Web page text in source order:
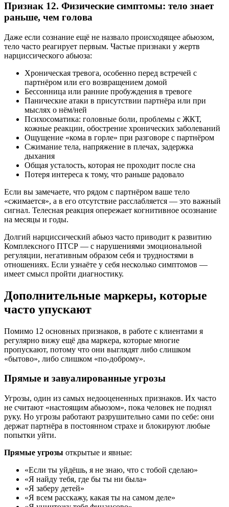
Признак 12. Физические симптомы: тело знает
раньше, чем голова
Даже если сознание ещё не назвало происходящее абьюзом,
тело часто реагирует первым. Частые признаки у жертв
нарциссического абьюза:
Хроническая тревога, особенно перед встречей с
партнёром или его возвращением домой
Бессонница или ранние пробуждения в тревоге
Панические атаки в присутствии партнёра или при
мыслях о нём/ней
Психосоматика: головные боли, проблемы с ЖКТ,
кожные реакции, обострение хронических заболеваний
Ощущение «кома в горле» при разговоре с партнёром
Сжимание тела, напряжение в плечах, задержка
дыхания
Общая усталость, которая не проходит после сна
Потеря интереса к тому, что раньше радовало
Если вы замечаете, что рядом с партнёром ваше тело
«сжимается», а в его отсутствие расслабляется — это важный
сигнал. Телесная реакция опережает когнитивное осознание
на месяцы и годы.
Долгий нарциссический абьюз часто приводит к развитию
Комплексного ПТСР — с нарушениями эмоциональной
регуляции, негативным образом себя и трудностями в
отношениях. Если узнаёте у себя несколько симптомов —
имеет смысл пройти диагностику.
Дополнительные маркеры, которые
часто упускают
Помимо 12 основных признаков, в работе с клиентами я
регулярно вижу ещё два маркера, которые многие
пропускают, потому что они выглядят либо слишком
«бытово», либо слишком «по-доброму».
Прямые и завуалированные угрозы
Угрозы, один из самых недооцененных признаков. Их часто
не считают «настоящим абьюзом», пока человек не поднял
руку. Но угрозы работают разрушительно сами по себе: они
держат партнёра в постоянном страхе и блокируют любые
попытки уйти.
Прямые угрозы открытые и явные:
«Если ты уйдёшь, я не знаю, что с тобой сделаю»
«Я найду тебя, где бы ты ни была»
«Я заберу детей»
«Я всем расскажу, какая ты на самом деле»